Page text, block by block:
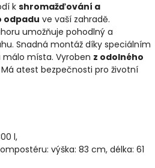
k shromažďování a
odpadu ve vaší zahradě.
umožňuje pohodlný a
Snadná montáž díky speciálním
málo místa. Vyroben z odolného
atest bezpečnosti pro životní
l,
výška: 83 cm, délka: 61